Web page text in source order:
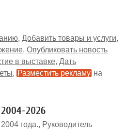
Добавить товары и услуги
Опубликовать новость
в выставке Дать
Разместить рекламу на
2026
года. Руководитель